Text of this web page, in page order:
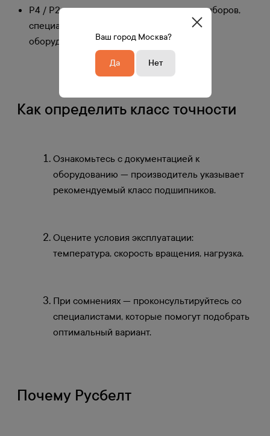
P4 / P2 — для точных измерительных приборов,
специализированного и высокоточного
оборудования.
Как определить класс точности
Ознакомьтесь с документацией к
оборудованию — производитель указывает
рекомендуемый класс подшипников.
Оцените условия эксплуатации:
температура, скорость вращения, нагрузка.
При сомнениях — проконсультируйтесь со
специалистами, которые помогут подобрать
оптимальный вариант.
Почему Русбелт
Ваш город Москва?
Да Нет